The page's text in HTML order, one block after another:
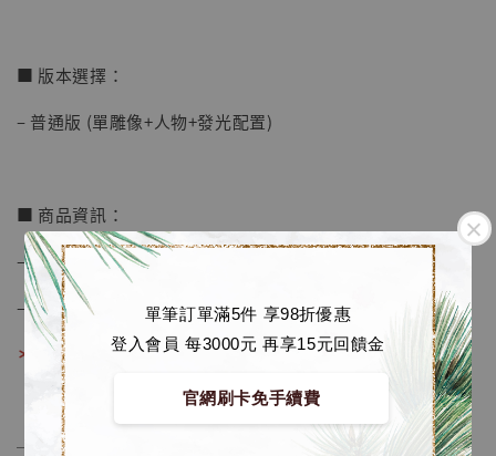
單筆訂單滿5件 享98折優惠
登入會員 每3000元 再享15元回饋金
官網刷卡免手續費
■ 版本選擇：
– 普通版 (單雕像+人物+發光配置)
■ 商品資訊：
– 普通版尺寸約 高33.2 長90 寬20.7 cm
– 材質為 GK材料
＊面雕會再持續優化調整
──────────────